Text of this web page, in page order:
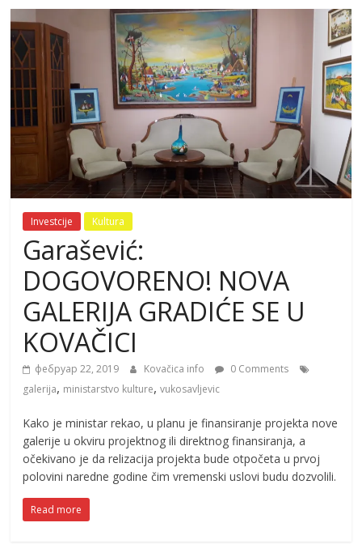
Investcije Kultura
Garašević:
DOGOVORENO! NOVA
GALERIJA GRADIĆE SE U
KOVAČICI
фебруар 22, 2019 Kovačica info
0 Comments
galerija, ministarstvo kulture,vukosavljevic
Kako je ministar rekao, u planu je finansiranje projekta nove
galerije u okviru projektnog ili direktnog finansiranja, a
očekivano je da relizacija projekta bude otpočeta u prvoj
polovini naredne godine čim vremenski uslovi budu dozvolili.
Read more